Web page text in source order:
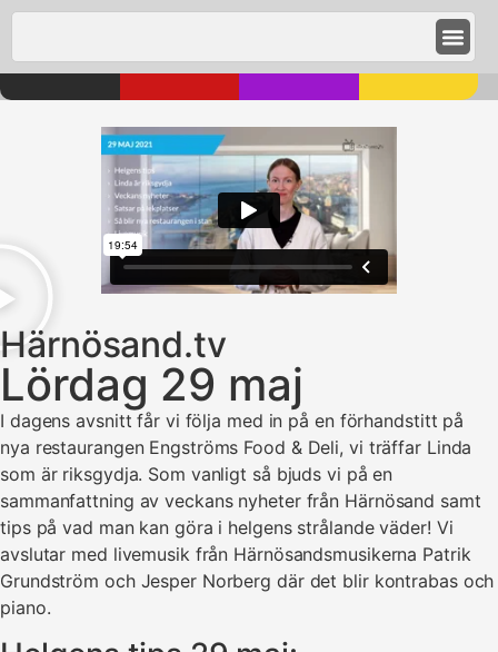
Härnösand.tv
Lördag 29 maj
I dagens avsnitt får vi följa med in på en förhandstitt på
nya restaurangen Engströms Food & Deli, vi träffar Linda
som är riksgydja. Som vanligt så bjuds vi på en
sammanfattning av veckans nyheter från Härnösand samt
tips på vad man kan göra i helgens strålande väder! Vi
avslutar med livemusik från Härnösandsmusikerna Patrik
Grundström och Jesper Norberg där det blir kontrabas och
piano.